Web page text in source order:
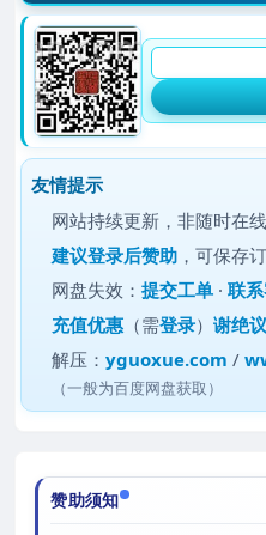
友情提示
网站持续更新，非随时在
建议登录后赞助 ，可保存
网盘失效：提交工单 ·联
充值优惠 （需登录）谢绝
解压：yguoxue.com /
（一般为百度网盘获取）
赞助须知